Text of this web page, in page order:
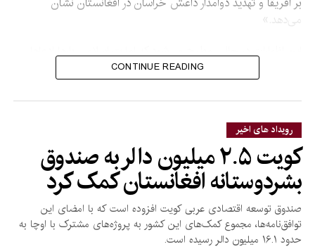
می‌دهد.»
این اظهارات در حالی مطرح می‌شود که امارت اسلامی بارها ادعاها
درباره فعالیت گروه‌های تروریستی در افغانستان را رد کرده و
گفته‌است اجازه نخواهد داد از خاک این کشور علیه امنیت دیگر
کشورها استفاده شود.
CONTINUE READING
رویداد های اخیر
کویت ۲.۵ میلیون دالر به صندوق
بشردوستانه افغانستان کمک کرد
صندوق توسعه اقتصادی عربی کویت افزوده است که با امضای این
توافق‌نامه‌ها، مجموع کمک‌های این کشور به پروژه‌های مشترک با اوچا به
حدود ۱۶.۱ میلیون دالر رسیده است.